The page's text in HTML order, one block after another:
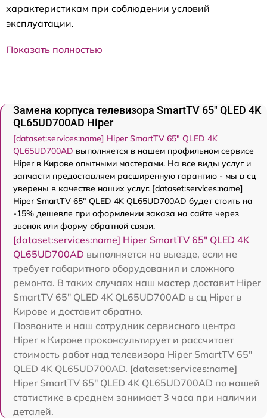
характеристикам при соблюдении условий
эксплуатации.
Показать полностью
Замена корпуса телевизора SmartTV 65" QLED 4K
QL65UD700AD Hiper
[dataset:services:name] Hiper SmartTV 65" QLED 4K
QL65UD700AD выполняется в нашем профильном сервисе
Hiper в Кирове опытными мастерами. На все виды услуг и
запчасти предоставляем расширенную гарантию - мы в сц
уверены в качестве наших услуг. [dataset:services:name]
Hiper SmartTV 65" QLED 4K QL65UD700AD будет стоить на
-15% дешевле при оформлении заказа на сайте через
звонок или форму обратной связи.
[dataset:services:name] Hiper SmartTV 65" QLED 4K
QL65UD700AD выполняется на выезде, если не
требует габаритного оборудования и сложного
ремонта. В таких случаях наш мастер доставит Hiper
SmartTV 65" QLED 4K QL65UD700AD в сц Hiper в
Кирове и доставит обратно.
Позвоните и наш сотрудник сервисного центра
Hiper в Кирове проконсультирует и рассчитает
стоимость работ над телевизора Hiper SmartTV 65"
QLED 4K QL65UD700AD. [dataset:services:name]
Hiper SmartTV 65" QLED 4K QL65UD700AD по нашей
статистике в среднем занимает 3 часа при наличии
деталей.